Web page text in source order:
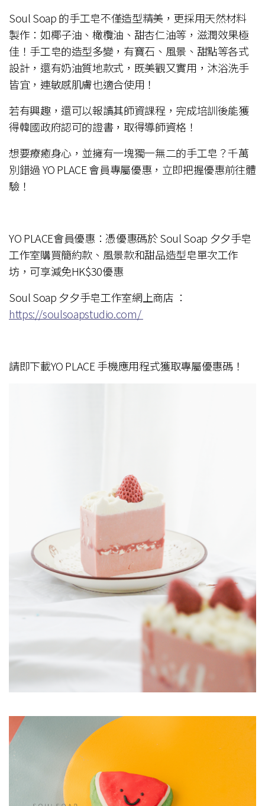
Soul Soap 的手工皂不僅造型精美，更採用天然材料
製作：如椰子油、橄欖油、甜杏仁油等，滋潤效果極
佳！手工皂的造型多變，有寶石、風景、甜點等各式
設計，還有奶油質地款式，既美觀又實用，沐浴洗手
皆宜，連敏感肌膚也適合使用！
若有興趣，還可以報讀其師資課程，完成培訓後能獲
得韓國政府認可的證書，取得導師資格！
想要療癒身心，並擁有一塊獨一無二的手工皂？千萬
別錯過 YO PLACE 會員專屬優惠，立即把握優惠前往體
驗！
YO PLACE會員優惠：憑優惠碼於 Soul Soap 夕夕手皂
工作室購買簡約款、風景款和甜品造型皂單次工作
坊，可享減免HK$30優惠
Soul Soap 夕夕手皂工作室網上商店 ：
https://soulsoapstudio.com/
請即下載YO PLACE 手機應用程式獲取專屬優惠碼！